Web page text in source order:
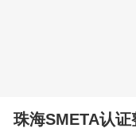
珠海SMETA认